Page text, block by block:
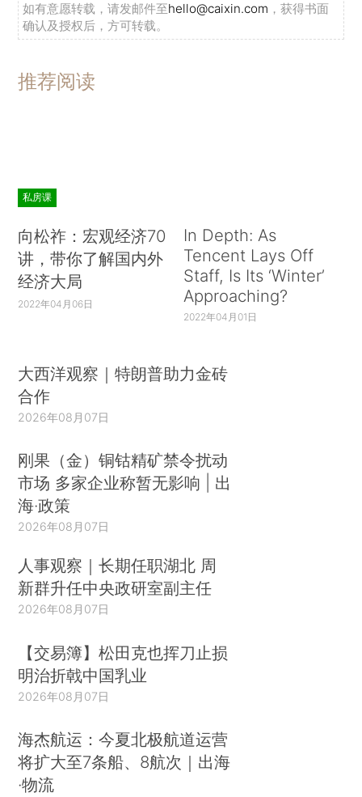
如有意愿转载，请发邮件至hello@caixin.com ，获得书面
确认及授权后，方可转载。
推荐阅读
私房课
向松祚：宏观经济70
讲，带你了解国内外
经济大局
2022年04月06日
In Depth: As
Tencent Lays Off
Staff, Is Its ‘Winter’
Approaching?
2022年04月01日
大西洋观察｜特朗普助力金砖
合作
2026年08月07日
刚果（金）铜钴精矿禁令扰动
市场 多家企业称暂无影响 | 出
海·政策
2026年08月07日
人事观察｜长期任职湖北 周
新群升任中央政研室副主任
2026年08月07日
【交易簿】松田克也挥刀止损
明治折戟中国乳业
2026年08月07日
海杰航运：今夏北极航道运营
将扩大至7条船、8航次｜出海
·物流